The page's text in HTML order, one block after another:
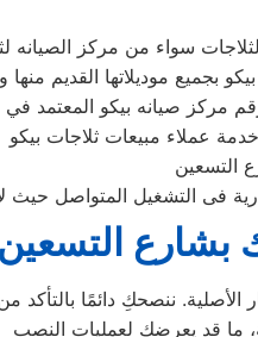
عملاء مبيعات ثلاجات
بشارع التسعين
ننصحكِ دائمًا بالتأكد من